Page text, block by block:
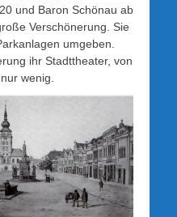
und Baron Schönau ab
Verschönerung. Sie
umgeben.
ihr Stadttheater, von
wenig.